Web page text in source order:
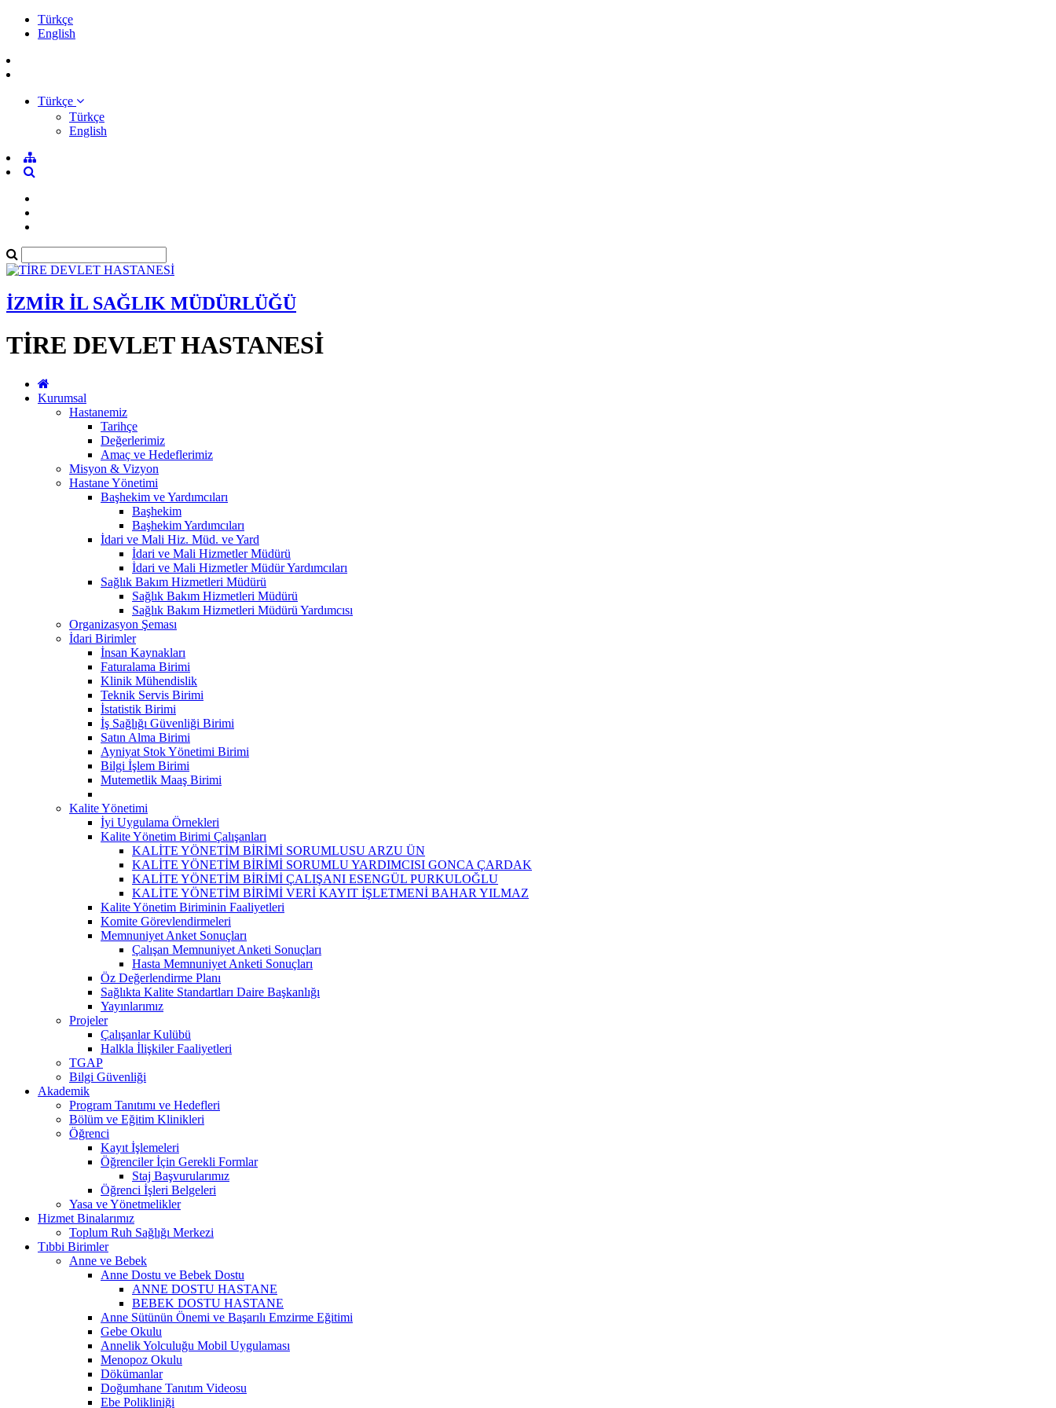
Türkçe
English
Türkçe
Türkçe
English
İZMİR İL SAĞLIK MÜDÜRLÜĞÜ
TİRE DEVLET HASTANESİ
Kurumsal
Hastanemiz
Tarihçe
Değerlerimiz
Amaç ve Hedeflerimiz
Misyon & Vizyon
Hastane Yönetimi
Başhekim ve Yardımcıları
Başhekim
Başhekim Yardımcıları
İdari ve Mali Hiz. Müd. ve Yard
İdari ve Mali Hizmetler Müdürü
İdari ve Mali Hizmetler Müdür Yardımcıları
Sağlık Bakım Hizmetleri Müdürü
Sağlık Bakım Hizmetleri Müdürü
Sağlık Bakım Hizmetleri Müdürü Yardımcısı
Organizasyon Şeması
İdari Birimler
İnsan Kaynakları
Faturalama Birimi
Klinik Mühendislik
Teknik Servis Birimi
İstatistik Birimi
İş Sağlığı Güvenliği Birimi
Satın Alma Birimi
Ayniyat Stok Yönetimi Birimi
Bilgi İşlem Birimi
Mutemetlik Maaş Birimi
Kalite Yönetimi
İyi Uygulama Örnekleri
Kalite Yönetim Birimi Çalışanları
KALİTE YÖNETİM BİRİMİ SORUMLUSU ARZU ÜN
KALİTE YÖNETİM BİRİMİ SORUMLU YARDIMCISI GONCA ÇARDAK
KALİTE YÖNETİM BİRİMİ ÇALIŞANI ESENGÜL PURKULOĞLU
KALİTE YÖNETİM BİRİMİ VERİ KAYIT İŞLETMENİ BAHAR YILMAZ
Kalite Yönetim Biriminin Faaliyetleri
Komite Görevlendirmeleri
Memnuniyet Anket Sonuçları
Çalışan Memnuniyet Anketi Sonuçları
Hasta Memnuniyet Anketi Sonuçları
Öz Değerlendirme Planı
Sağlıkta Kalite Standartları Daire Başkanlığı
Yayınlarımız
Projeler
Çalışanlar Kulübü
Halkla İlişkiler Faaliyetleri
TGAP
Bilgi Güvenliği
Akademik
Program Tanıtımı ve Hedefleri
Bölüm ve Eğitim Klinikleri
Öğrenci
Kayıt İşlemeleri
Öğrenciler İçin Gerekli Formlar
Staj Başvurularımız
Öğrenci İşleri Belgeleri
Yasa ve Yönetmelikler
Hizmet Binalarımız
Toplum Ruh Sağlığı Merkezi
Tıbbi Birimler
Anne ve Bebek
Anne Dostu ve Bebek Dostu
ANNE DOSTU HASTANE
BEBEK DOSTU HASTANE
Anne Sütünün Önemi ve Başarılı Emzirme Eğitimi
Gebe Okulu
Annelik Yolculuğu Mobil Uygulaması
Menopoz Okulu
Dökümanlar
Doğumhane Tanıtım Videosu
Ebe Polikliniği